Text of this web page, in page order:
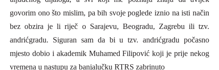
govorim ono što mislim, pa bih svoje poglede iznio na isti način
bez obzira je li riječ o Sarajevu, Beogradu, Zagrebu ili tzv.
andrićgradu. Siguran sam da bi u tzv. andrićgradu počasno
mjesto dobio i akademik Muhamed Filipović koji je prije nekog
vremena u nastupu za banjalučku RTRS zabrinuto